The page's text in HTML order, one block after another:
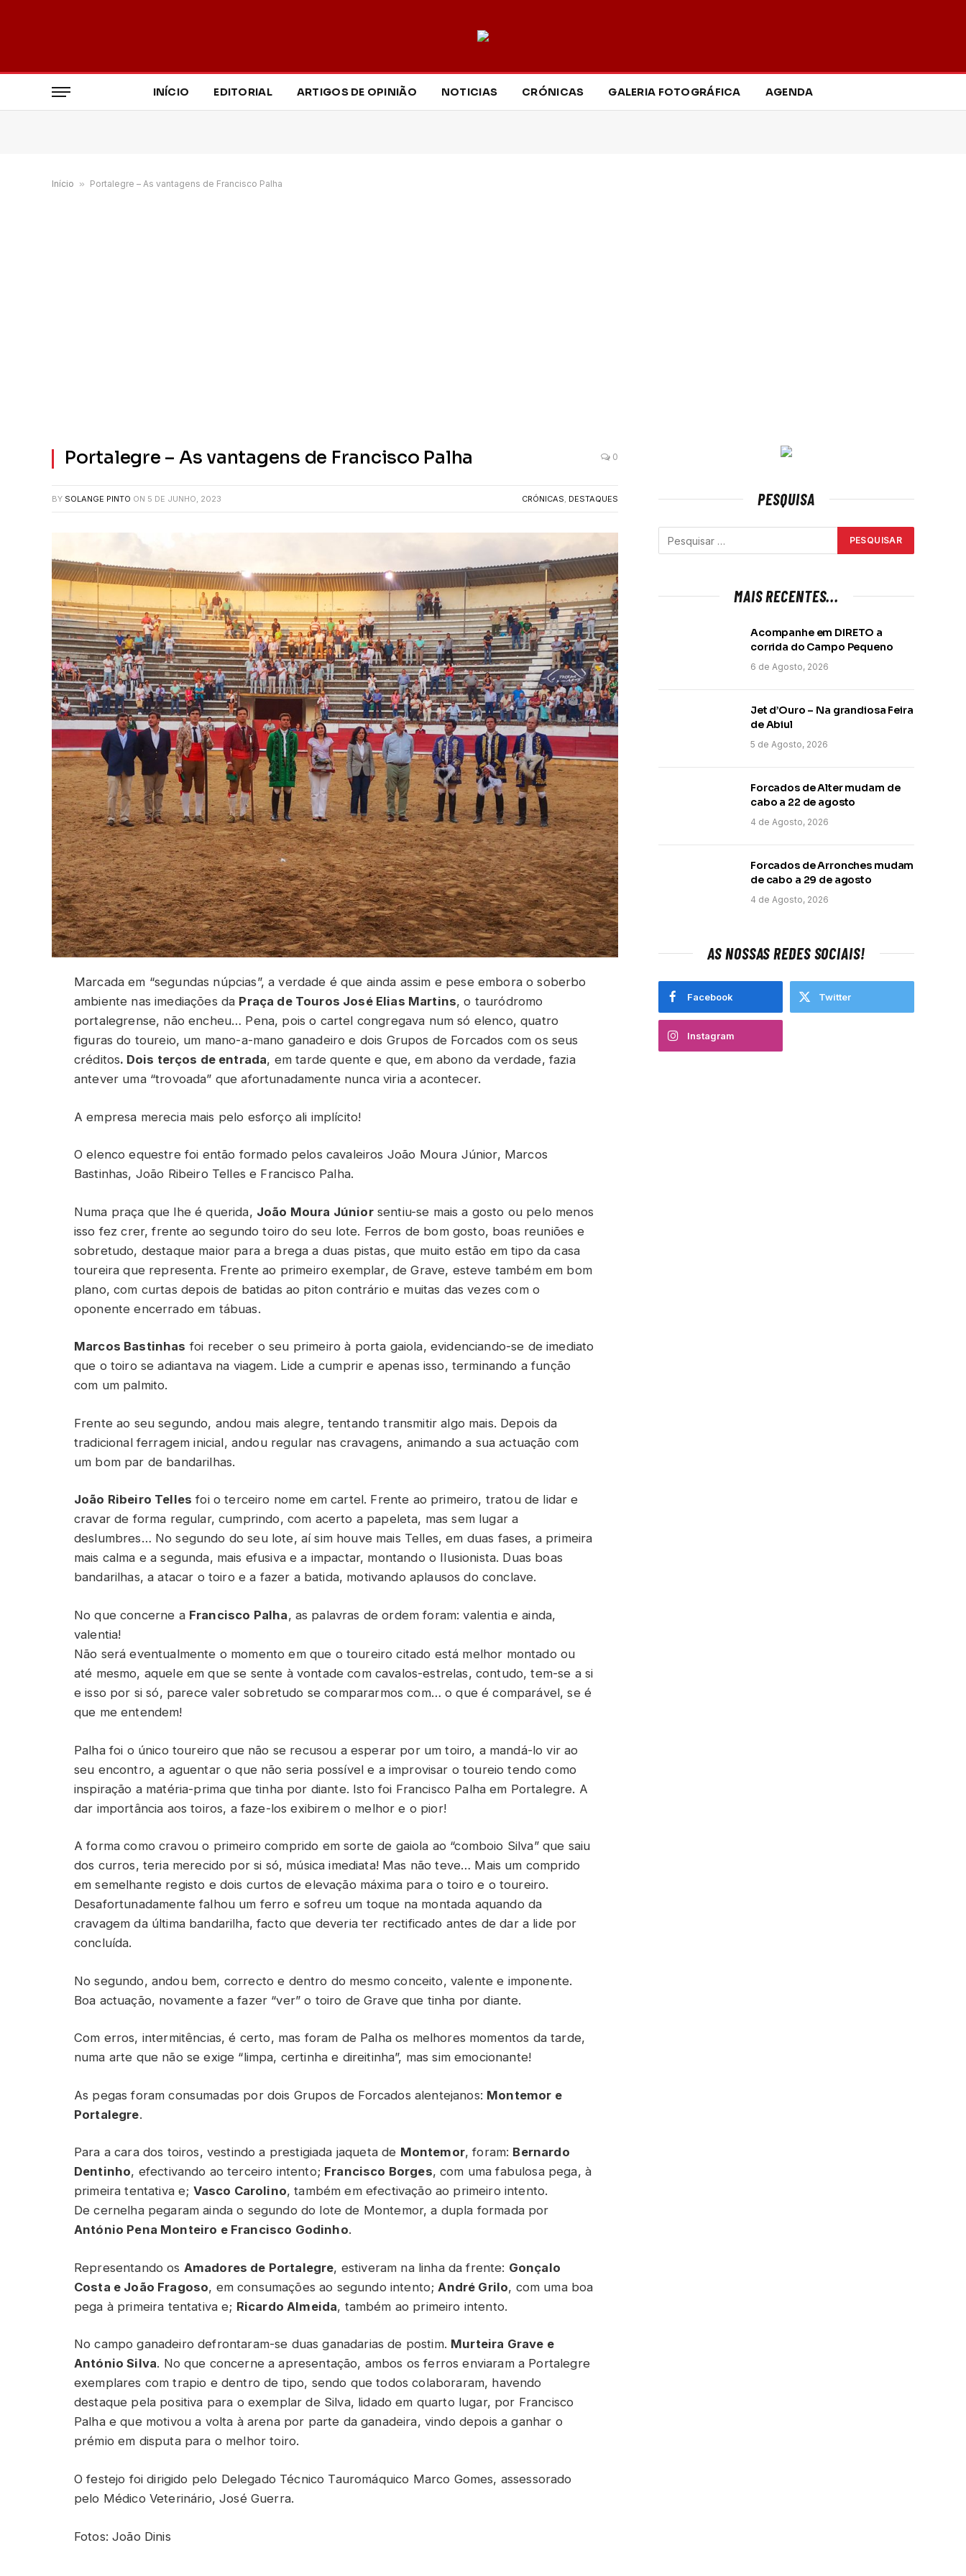
INÍCIO EDITORIAL ARTIGOS DE OPINIÃO NOTICIAS CRÓNICAS GALERIA FOTOGRÁFICA AGENDA
Início » Portalegre – As vantagens de Francisco Palha
Portalegre – As vantagens de Francisco Palha 0
BY SOLANGE PINTO ON 5 DE JUNHO, 2023 CRÓNICAS, DESTAQUES
Marcada em “segundas núpcias”, a verdade é que ainda assim e pese embora o soberbo
ambiente nas imediações da Praça de Touros José Elias Martins, o tauródromo
portalegrense, não encheu… Pena, pois o cartel congregava num só elenco, quatro
figuras do toureio, um mano-a-mano ganadeiro e dois Grupos de Forcados com os seus
créditos. Dois terços de entrada, em tarde quente e que, em abono da verdade, fazia
antever uma “trovoada” que afortunadamente nunca viria a acontecer.
A empresa merecia mais pelo esforço ali implícito!
O elenco equestre foi então formado pelos cavaleiros João Moura Júnior, Marcos
Bastinhas, João Ribeiro Telles e Francisco Palha.
Numa praça que lhe é querida, João Moura Júniorsentiu-se mais a gosto ou pelo menos
isso fez crer, frente ao segundo toiro do seu lote. Ferros de bom gosto, boas reuniões e
sobretudo, destaque maior para a brega a duas pistas, que muito estão em tipo da casa
toureira que representa. Frente ao primeiro exemplar, de Grave, esteve também em bom
plano, com curtas depois de batidas ao piton contrário e muitas das vezes com o
oponente encerrado em tábuas.
Marcos Bastinhas foi receber o seu primeiro à porta gaiola, evidenciando-se de imediato
que o toiro se adiantava na viagem. Lide a cumprir e apenas isso, terminando a função
com um palmito.
Frente ao seu segundo, andou mais alegre, tentando transmitir algo mais. Depois da
tradicional ferragem inicial, andou regular nas cravagens, animando a sua actuação com
um bom par de bandarilhas.
João Ribeiro Telles foi o terceiro nome em cartel. Frente ao primeiro, tratou de lidar e
cravar de forma regular, cumprindo, com acerto a papeleta, mas sem lugar a
deslumbres… No segundo do seu lote, aí sim houve mais Telles, em duas fases, a primeira
mais calma e a segunda, mais efusiva e a impactar, montando o Ilusionista. Duas boas
bandarilhas, a atacar o toiro e a fazer a batida, motivando aplausos do conclave.
No que concerne a Francisco Palha, as palavras de ordem foram: valentia e ainda,
valentia!
Não será eventualmente o momento em que o toureiro citado está melhor montado ou
até mesmo, aquele em que se sente à vontade com cavalos-estrelas, contudo, tem-se a si
e isso por si só, parece valer sobretudo se compararmos com… o que é comparável, se é
que me entendem!
Palha foi o único toureiro que não se recusou a esperar por um toiro, a mandá-lo vir ao
seu encontro, a aguentar o que não seria possível e a improvisar o toureio tendo como
inspiração a matéria-prima que tinha por diante. Isto foi Francisco Palha em Portalegre. A
dar importância aos toiros, a faze-los exibirem o melhor e o pior!
A forma como cravou o primeiro comprido em sorte de gaiola ao “comboio Silva” que saiu
dos curros, teria merecido por si só, música imediata! Mas não teve… Mais um comprido
em semelhante registo e dois curtos de elevação máxima para o toiro e o toureiro.
Desafortunadamente falhou um ferro e sofreu um toque na montada aquando da
cravagem da última bandarilha, facto que deveria ter rectificado antes de dar a lide por
concluída.
No segundo, andou bem, correcto e dentro do mesmo conceito, valente e imponente.
Boa actuação, novamente a fazer “ver” o toiro de Grave que tinha por diante.
Com erros, intermitências, é certo, mas foram de Palha os melhores momentos da tarde,
numa arte que não se exige “limpa, certinha e direitinha”, mas sim emocionante!
As pegas foram consumadas por dois Grupos de Forcados alentejanos: Montemor e
Portalegre.
Para a cara dos toiros, vestindo a prestigiada jaqueta de Montemor, foram: Bernardo
Dentinho, efectivando ao terceiro intento; Francisco Borges, com uma fabulosa pega, à
primeira tentativa e; Vasco Carolino, também em efectivação ao primeiro intento.
De cernelha pegaram ainda o segundo do lote de Montemor, a dupla formada por
António Pena Monteiro e Francisco Godinho.
Representando os Amadores de Portalegre, estiveram na linha da frente: Gonçalo
Costa e João Fragoso, em consumações ao segundo intento; André Grilo, com uma boa
pega à primeira tentativa e; Ricardo Almeida, também ao primeiro intento.
No campo ganadeiro defrontaram-se duas ganadarias de postim. Murteira Grave e
António Silva. No que concerne a apresentação, ambos os ferros enviaram a Portalegre
exemplares com trapio e dentro de tipo, sendo que todos colaboraram, havendo
destaque pela positiva para o exemplar de Silva, lidado em quarto lugar, por Francisco
Palha e que motivou a volta à arena por parte da ganadeira, vindo depois a ganhar o
prémio em disputa para o melhor toiro.
O festejo foi dirigido pelo Delegado Técnico Tauromáquico Marco Gomes, assessorado
pelo Médico Veterinário, José Guerra.
Fotos: João Dinis
PESQUISA
MAIS RECENTES...
Acompanhe em DIRETO a
corrida do Campo Pequeno
6 de Agosto, 2026
Jet d’Ouro – Na grandiosa Feira
de Abiul
5 de Agosto, 2026
Forcados de Alter mudam de
cabo a 22 de agosto
4 de Agosto, 2026
Forcados de Arronches mudam
de cabo a 29 de agosto
4 de Agosto, 2026
AS NOSSAS REDES SOCIAIS!
Facebook Twitter
Instagram